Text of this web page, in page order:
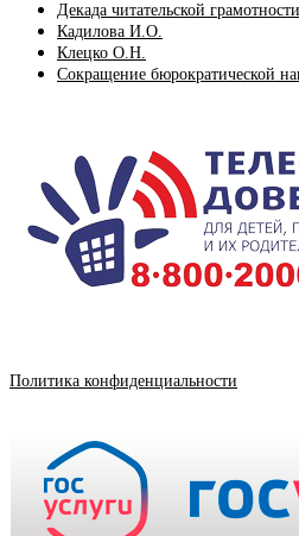
Декада читательской
Кадилова И.О.
Клецко О.Н.
Сокращение бюрократической
Политика конфиденциальности